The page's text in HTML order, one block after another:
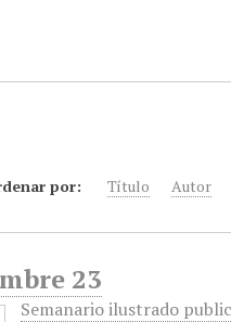
por: Título Autor
23
Semanario ilustrado